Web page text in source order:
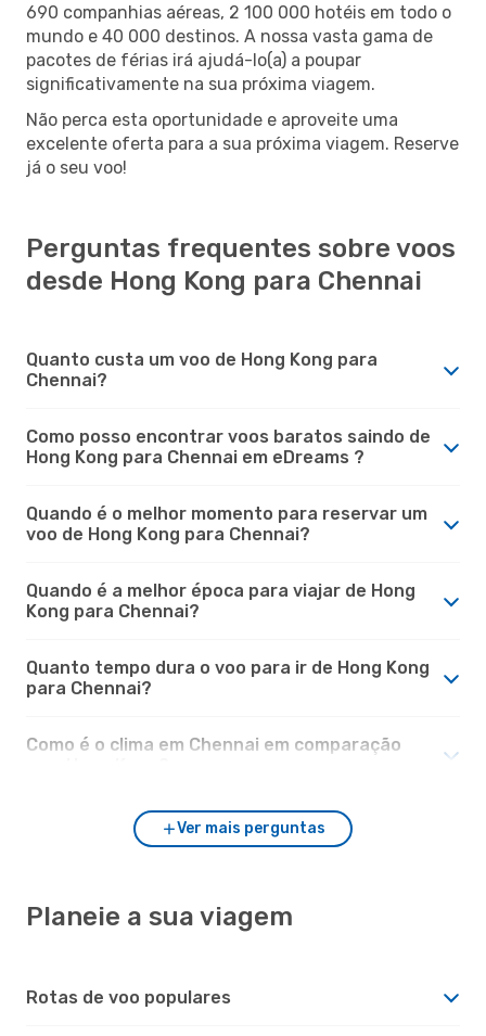
690 companhias aéreas, 2 100 000 hotéis em todo o
mundo e 40 000 destinos. A nossa vasta gama de
pacotes de férias irá ajudá-lo(a) a poupar
significativamente na sua próxima viagem.
Não perca esta oportunidade e aproveite uma
excelente oferta para a sua próxima viagem. Reserve
já o seu voo!
Perguntas frequentes sobre voos
desde Hong Kong para Chennai
Quanto custa um voo de Hong Kong para
Chennai?
Como posso encontrar voos baratos saindo de
Hong Kong para Chennai em eDreams ?
Quando é o melhor momento para reservar um
voo de Hong Kong para Chennai?
Quando é a melhor época para viajar de Hong
Kong para Chennai?
Quanto tempo dura o voo para ir de Hong Kong
para Chennai?
Como é o clima em Chennai em comparação
Ver mais perguntas
Planeie a sua viagem
Rotas de voo populares